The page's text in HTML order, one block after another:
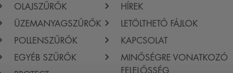
OLAJSZŰRŐK
ÜZEMANYAGSZŰRŐK
POLLENSZŰRŐK
EGYÉB SZŰRŐK
HÍREK
LETÖLTHETŐ FÁJLOK
KAPCSOLAT
MINŐSÉGRE VONATKOZÓ
FELELŐSSÉG